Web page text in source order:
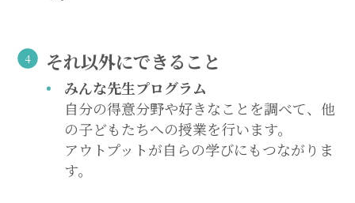
それ以外にできること
みんな先生プログラム
自分の得意分野や好きなことを調べて、他
の子どもたちへの授業を行います。
アウトプットが自らの学びにもつながりま
す。